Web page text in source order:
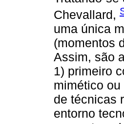
Chevallard,
uma única
(momentos
Assim, são
1) primeiro
mimético
de técnicas
entorno